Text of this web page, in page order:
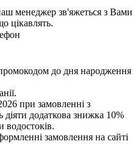
менеджер зв'яжеться з Вами
цікавлять.
до дня народження
при замовленні з
діяти додаткова знижка 10%
водостоків.
замовлення на сайті